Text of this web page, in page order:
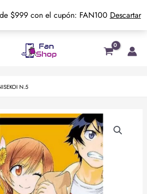
$999 con el cupón: FAN100 Descartar
N.5